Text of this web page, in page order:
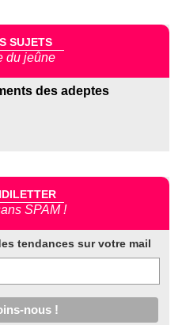
SUJETS
du jeûne
des adeptes
SPAM !
tendances sur votre mail